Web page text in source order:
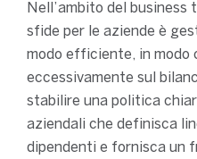
Nell’ambito del business
sfide per le aziende è
modo efficiente, in modo
eccessivamente sul
stabilire una politica
aziendali che definisca
dipendenti e fornisca un